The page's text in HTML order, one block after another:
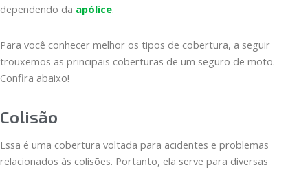
dependendo da apólice.
Para você conhecer melhor os tipos de cobertura, a seguir
trouxemos as principais coberturas de um seguro de moto.
Confira abaixo!
Colisão
Essa é uma cobertura voltada para acidentes e problemas
relacionados às colisões. Portanto, ela serve para diversas